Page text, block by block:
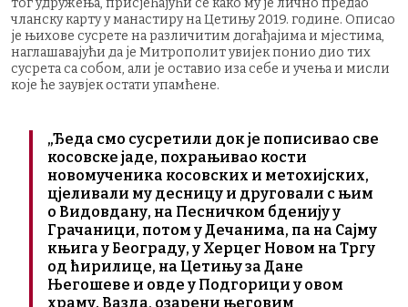
чланску карту у манастиру на Цетињу 2019. године. Описао
је њихове сусрете на различитим догађајима и мјестима,
наглашавајући да је Митрополит увијек понио дио тих
сусрета са собом, али је оставио иза себе и учења и мисли
које ће заувјек остати упамћене.
„Ђеда смо сусретили док је пописивао све
косовске јаде, похрањивао кости
новомученика косовских и метохијских,
цјеливали му десницу и друговали с њим
о Видовдану, на Песничком бденију у
Грачаници, потом у Дечанима, па на Сајму
књига у Београду, у Херцег Новом на Тргу
од ћирилице, на Цетињу за Дане
Његошеве и овде у Подгорици у овом
храму. Вазда, озарени његовим